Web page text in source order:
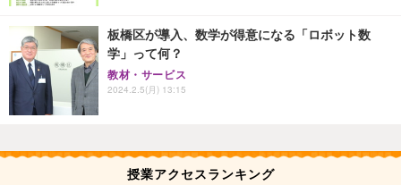
板橋区が導入、数学が得意になる「ロボット数
学」って何？
教材・サービス
2024.2.5(月) 13:15
授業アクセスランキング